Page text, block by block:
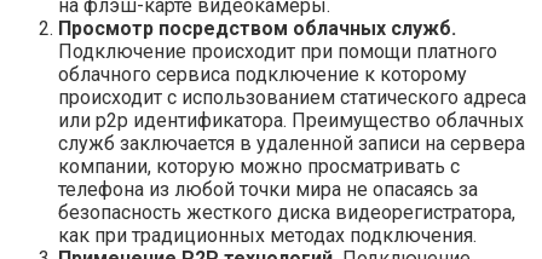
на флэш-карте видеокамеры.
Просмотр посредством облачных служб.
Подключение происходит при помощи платного
облачного сервиса подключение к которому
происходит с использованием статического адреса
или p2p идентификатора. Преимущество облачных
служб заключается в удаленной записи на сервера
компании, которую можно просматривать с
телефона из любой точки мира не опасаясь за
безопасность жесткого диска видеорегистратора,
как при традиционных методах подключения.